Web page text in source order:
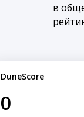
в
DuneScore
0